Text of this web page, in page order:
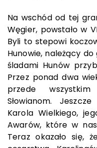
Na wschód od tej
Węgier, powstało w
Byli to stepowi
Hunowie, należący
śladami Hunów
Przez ponad dwa
przede
Słowianom.
Karola Wielkiego,
Awarów, które w
Teraz okazało się,